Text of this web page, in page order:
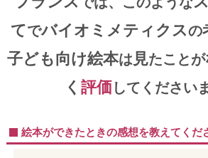
てでバイオミメティクスの
子ども向け絵本は 見たことが
く 評価してください
絵本ができたときの感想を教えてくだ